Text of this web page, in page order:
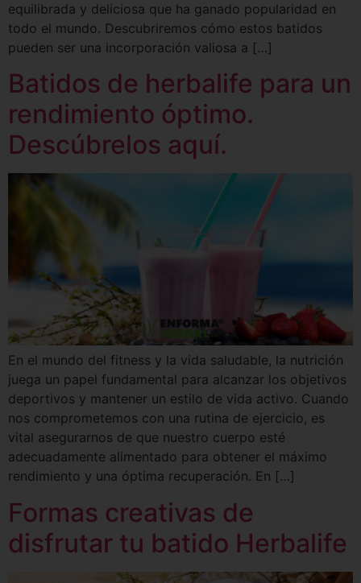
equilibrada y deliciosa que ha ganado popularidad en
todo el mundo. Descubriremos cómo estos batidos
pueden ser una incorporación valiosa a […]
Batidos de herbalife para un
rendimiento óptimo.
Descúbrelos aquí.
En el mundo del fitness y la vida saludable, la nutrición
juega un papel fundamental para alcanzar los objetivos
deportivos y mantener un estilo de vida activo. Cuando
nos comprometemos con una rutina de ejercicio, es
vital asegurarnos de que nuestro cuerpo esté
adecuadamente alimentado para obtener el máximo
rendimiento y una óptima recuperación. En […]
Formas creativas de
disfrutar tu batido Herbalife